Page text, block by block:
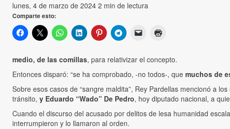
lunes, 4 de marzo de 2024 2 min de lectura
Comparte esto:
medio, de las comillas, para relativizar el concepto.
Entonces disparó: “se ha comprobado, -no todos-, que muchos de
Sobre esos casos de “sangre maldita”, Rey Pardellas mencionó a
tránsito, y Eduardo “Wado” De Pedro, hoy diputado nacional, a
Cuando el discurso del acusado por delitos de lesa humanidad
interrumpieron y lo llamaron al orden.